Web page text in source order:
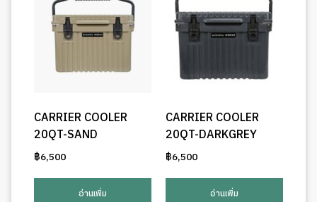
CARRIER COOLER
20QT-SAND
฿6,500
อ่านเพิ่ม
CARRIER COOLER
20QT-DARKGREY
฿6,500
อ่านเพิ่ม